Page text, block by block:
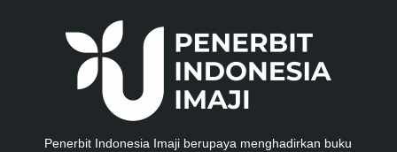
Penerbit Indonesia Imaji berupaya menghadirkan buku